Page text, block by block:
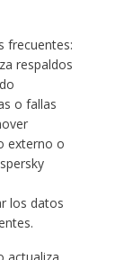
frecuentes:
respaldos
o fallas
externo o
los datos